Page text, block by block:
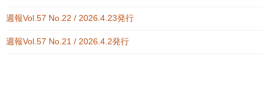
週報Vol.57 No.22 / 2026.4.23発行
週報Vol.57 No.21 / 2026.4.2発行